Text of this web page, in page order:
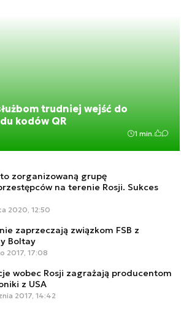
trudniej wejść do
kodów QR
1 min.
zorganizowaną grupę
na terenie Rosji. Sukces
2020, 12:50
zaprzeczają związkom FSB z
Boltay
2017, 17:08
wobec Rosji zagrażają producentom
z USA
2017, 14:42